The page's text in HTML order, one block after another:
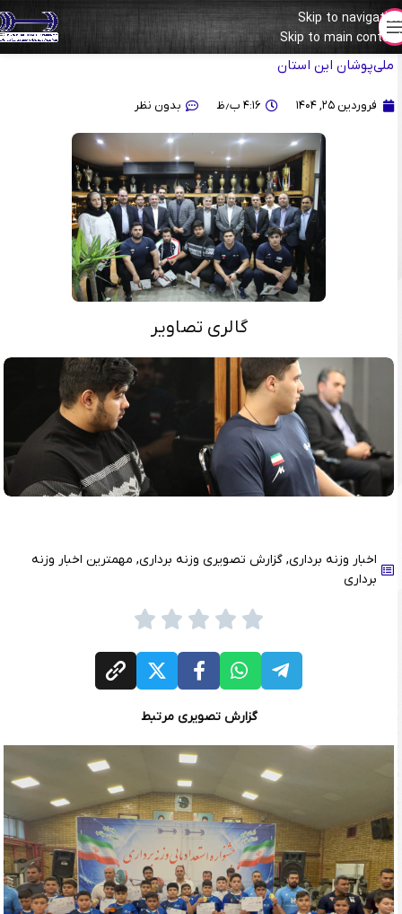
Skip to navigation
Skip to main content
گزارش تصویری از تقدیر نمایندگان مجلس و مسئولان ورزش اردبیل از
ملی‌پوشان این استان
فروردین ۲۵, ۱۴۰۴ ۴:۱۶ ب٫ظ بدون نظر
گالری تصاویر
اخبار وزنه برداری, گزارش تصویری وزنه برداری, مهمترین اخبار وزنه
برداری
گزارش تصویری مرتبط